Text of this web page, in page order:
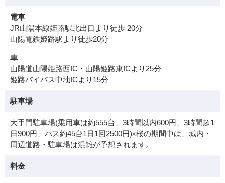
電車
JR山陽本線姫路駅北出口より徒歩 20分
山陽電鉄姫路駅より徒歩20分
車
山陽道山陽姫路西IC・山陽姫路東ICより25分
姫路バイパス中地ICより15分
駐車場
大手門駐車場(乗用車は約555台、3時間以内600円、3時間超1
日900円、バス約45台1日1回2500円)※桜の期間中は、城内・
周辺道路・駐車場は混雑が予想されます。
料金